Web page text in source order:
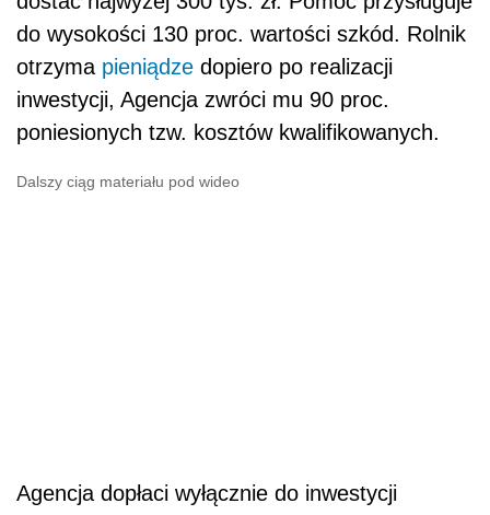
do wysokości 130 proc. wartości szkód. Rolnik
otrzyma pieniądze dopiero po realizacji
inwestycji, Agencja zwróci mu 90 proc.
poniesionych tzw. kosztów kwalifikowanych.
Dalszy ciąg materiału pod wideo
Agencja dopłaci wyłącznie do inwestycji